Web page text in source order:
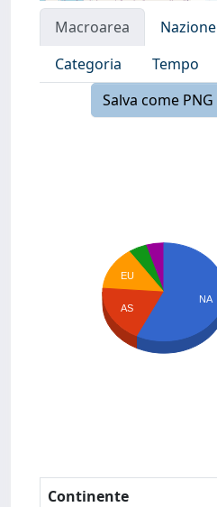
Macroarea Nazione
Categoria
Tempo
Salva come PNG
EU
AS
NA
Continente